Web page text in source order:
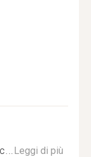
Leggi di più